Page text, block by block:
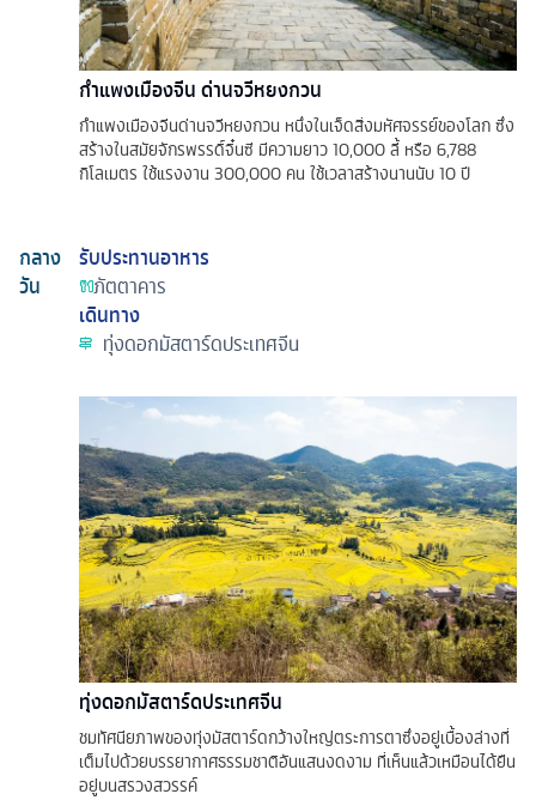
กำแพงเมืองจีน ด่านจวีหยงกวน
กำแพงเมืองจีนด่านจวีหยงกวน หนึ่งในเจ็ดสิ่งมหัศจรรย์ของโลก ซึ่ง
สร้างในสมัยจักรพรรดิ์จิ๋นซี มีความยาว 10,000 ลี้ หรือ 6,788
กิโลเมตร ใช้แรงงาน 300,000 คน ใช้เวลาสร้างนานนับ 10 ปี
กลาง
วัน
รับประทานอาหาร
ภัตตาคาร
เดินทาง
ทุ่งดอกมัสตาร์ดประเทศจีน
ทุ่งดอกมัสตาร์ดประเทศจีน
ชมทัศนียภาพของทุ่งมัสตาร์ดกว้างใหญ่ตระการตาซึ่งอยู่เบื้องล่างที่
เต็มไปด้วยบรรยากาศธรรมชาติอันแสนงดงาม ที่เห็นแล้วเหมือนได้ยืน
อยู่บนสรวงสวรรค์